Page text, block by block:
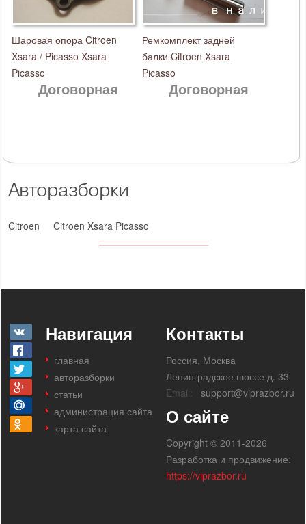
Авторазборки
Citroen Citroen Xsara Picasso
Шаровая опора Citroen
Xsara / Picasso Xsara
Picasso
Договорная
Ремкомплект задней
балки Citroen Xsara
Picasso
Договорная
Навигация
главная
авторазборки
статьи
администрация сайта
карта сайта
Контакты
Россия, Москва
Ленинградское шоссе д. 33
Email:
support@viprazbor.ru
О сайте
Copyright © 2011-2026
Разработка и продвижение:
https://viprazbor.ru